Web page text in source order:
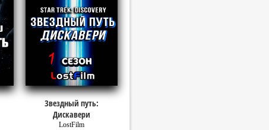
Звездный путь:
Дискавери
LostFilm